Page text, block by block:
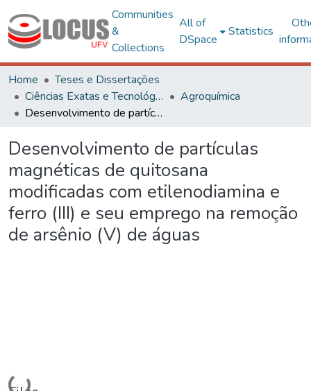
Communities
&
Collections
All of
DSpace
Statistics
Home
Teses e Dissertações
Ciências Exatas e Tecnológicas
Agroquímica
Desenvolvimento de partículas magnéticas de quitosana modificadas com etilenodiamina e ferro (III) e seu emprego na remoção de arsênio (V) de águas
Desenvolvimento de partículas
magnéticas de quitosana
modificadas com etilenodiamina e
ferro (III) e seu emprego na remoção
de arsênio (V) de águas